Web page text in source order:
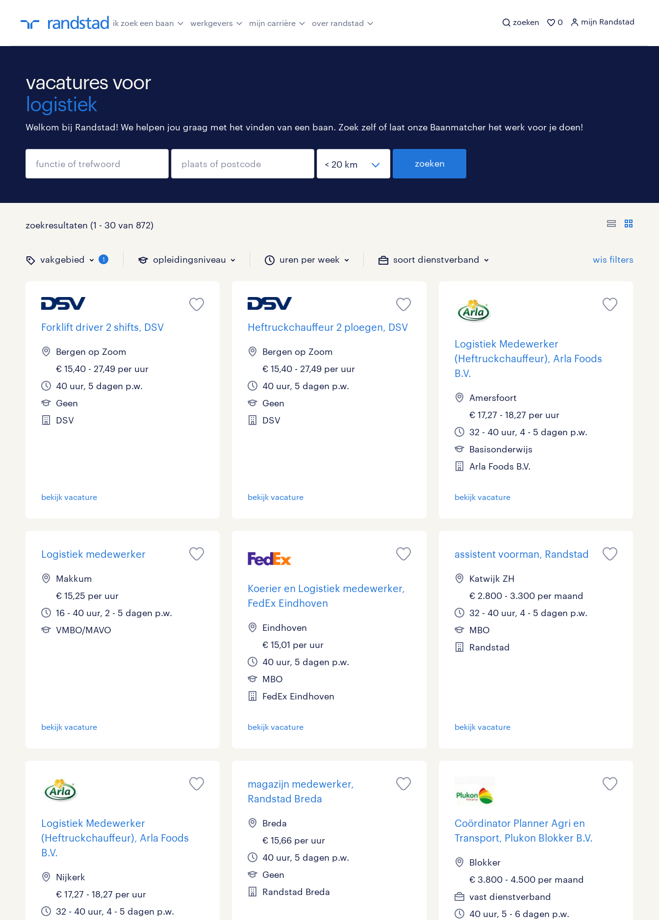
ik zoek een baan werkgevers mijn carrière over randstad zoeken 0 mijn Randstad
vacatures voor
logistiek
Welkom bij Randstad! We helpen jou graag met het vinden van een baan. Zoek zelf of laat onze Baanmatcher het werk voor je doen!
zoeken
zoekresultaten (1 - 30 van 872)
vakgebied 1 opleidingsniveau uren per week soort dienstverband
binnen welk vakgebied wil je werken?
Bouw
Callcenter / Contactcenter Chauffeurs
Engineering Financieel
Juridisch
Marketing & Communicatie
Overig Personeel & Organisatie Schoonmaak
toon 872 resultaten
op welk niveau zoek je vacatures?
HAVO/VWO 4
HBO 28 LBO, MAVO, VMBO 0
MBO, HAVO, VWO Master
hoeveel uren per week wil je werken?
17 - 24 uur 83
25 - 32 uur 244 33 - 36 uur 31
welk soort dienstverband zou jij willen?
Tijdelijk met uitzicht op vast 550
Vast 80
Forklift driver 2 shifts, DSV
Bergen op Zoom
€ 15,40 - 27,49 per uur
40 uur, 5 dagen p.w.
Geen
DSV
bekijk vacature
Heftruckchauffeur 2 ploegen, DSV
Bergen op Zoom
€ 15,40 - 27,49 per uur
40 uur, 5 dagen p.w.
Geen
DSV
bekijk vacature
Logistiek Medewerker
(Heftruckchauffeur), Arla Foods
B.V.
Amersfoort
€ 17,27 - 18,27 per uur
32 - 40 uur, 4 - 5 dagen p.w.
Basisonderwijs
Arla Foods B.V.
bekijk vacature
Logistiek medewerker
Makkum
€ 15,25 per uur
16 - 40 uur, 2 - 5 dagen p.w.
VMBO/MAVO
bekijk vacature
Koerier en Logistiek medewerker,
FedEx Eindhoven
Eindhoven
€ 15,01 per uur
40 uur, 5 dagen p.w.
MBO
FedEx Eindhoven
bekijk vacature
assistent voorman, Randstad
Katwijk ZH
€ 2.800 - 3.300 per maand
32 - 40 uur, 4 - 5 dagen p.w.
MBO
Randstad
bekijk vacature
Logistiek Medewerker
(Heftruckchauffeur), Arla Foods
B.V.
Nijkerk
€ 17,27 - 18,27 per uur
32 - 40 uur, 4 - 5 dagen p.w.
magazijn medewerker,
Randstad Breda
Breda
€ 15,66 per uur
40 uur, 5 dagen p.w.
Geen
Randstad Breda
Coördinator Planner Agri en
Transport, Plukon Blokker B.V.
Blokker
€ 3.800 - 4.500 per maand
vast dienstverband
40 uur, 5 - 6 dagen p.w.